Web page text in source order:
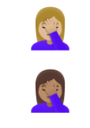
🤦🏼‍♀️
🤦🏽‍♀️